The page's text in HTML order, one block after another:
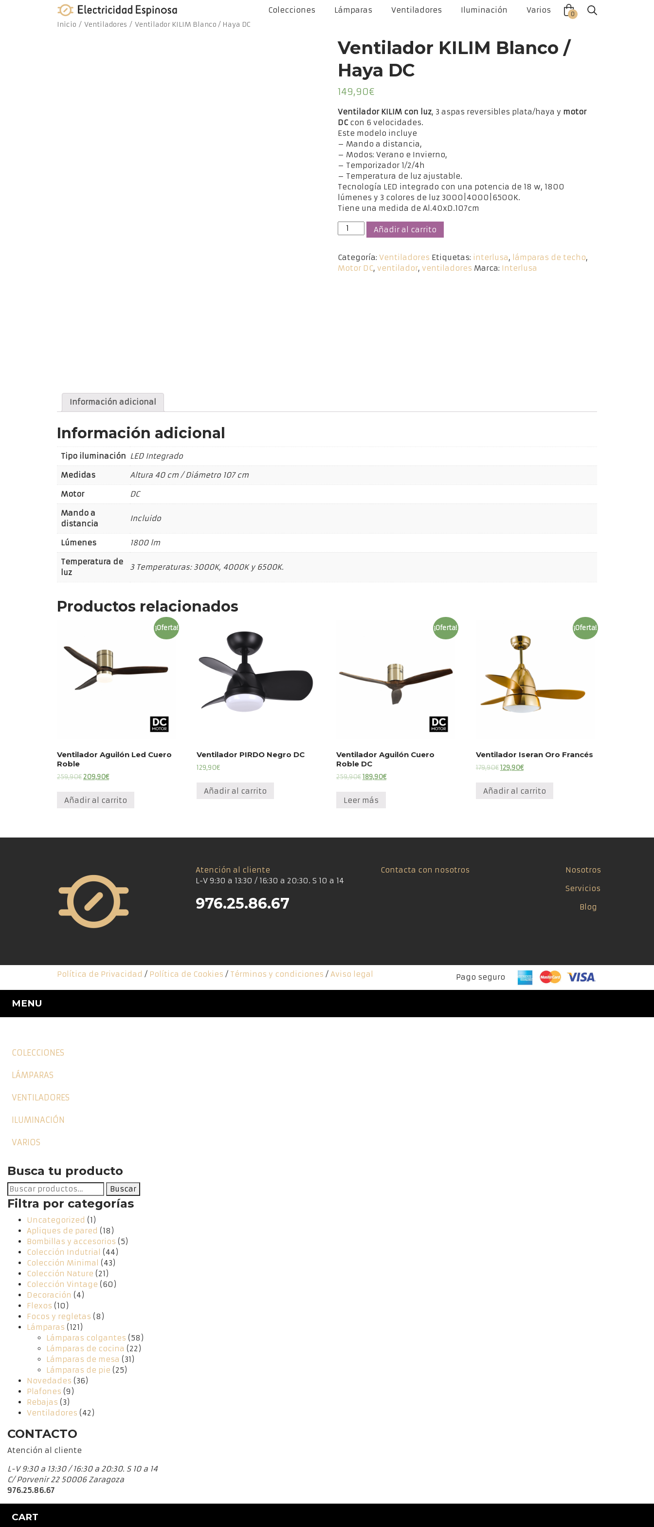
Colecciones Lámparas Ventiladores Iluminación Varios 0
Inicio / Ventiladores / Ventilador KILIM Blanco / Haya DC
Ventilador KILIM Blanco /
Haya DC
149,90€
Ventilador KILIM con luz, 3 aspas reversibles plata/haya y motor
DCcon 6 velocidades.
Este modelo incluye
– Mando a distancia,
– Modos: Verano e Invierno,
– Temporizador 1/2/4h
– Temperatura de luz ajustable.
Tecnología LED integrado con una potencia de 18 w, 1800
lúmenes y 3 colores de luz 3000|4000|6500K.
Tiene una medida de Al.40xD.107cm
Ventilador
KILIM
/
Haya
Añadir al carrito
Categoría:Ventiladores Etiquetas: interlusa, lámparas de techo,
Motor DC,ventilador,ventiladores Marca: Interlusa
Información adicional
Información adicional
Tipo iluminación LED Integrado
Medidas Altura 40 cm / Diámetro 107 cm
Motor DC
Mando a
distancia
Incluido
Lúmenes 1800 lm
Temperatura de
luz
3 Temperaturas: 3000K, 4000K y 6500K.
Productos relacionados
¡Oferta!
Ventilador Aguilón Led Cuero
Roble
259,90€ El
original
era:
209,90€El
actual
es:
Añadir al carrito
Ventilador PIRDO Negro DC
129,90€
Añadir al carrito
¡Oferta!
Ventilador Aguilón Cuero
Roble DC
259,90€El
original
era:
189,90€El
Leer más
¡Oferta!
Ventilador Iseran Oro Francés
179,90€El
original
era:
129,90€El
actual
es:
Añadir al carrito
Atención al cliente
L-V 9:30 a 13:30 / 16:30 a 20:30. S 10 a 14
976.25.86.67
Contacta con nosotros
Nosotros
Servicios
Blog
Política de Privacidad / Política de Cookies / Términos y condiciones / Aviso legal Pago seguro
MENU
COLECCIONES
LÁMPARAS
VENTILADORES
ILUMINACIÓN
VARIOS
Busca tu producto
Buscar
por:
Buscar
Filtra por categorías
Uncategorized (1)
Apliques de pared (18)
Bombillas y accesorios (5)
Colección Indutrial (44)
Colección Minimal (43)
Colección Nature (21)
Colección Vintage (60)
Decoración (4)
Flexos (10)
Focos y regletas (8)
Lámparas (121)
Lámparas colgantes (58)
Lámparas de cocina (22)
Lámparas de mesa (31)
Lámparas de pie (25)
Novedades (36)
Plafones (9)
Rebajas (3)
Ventiladores (42)
CONTACTO
Atención al cliente
L-V 9:30 a 13:30 / 16:30 a 20:30. S 10 a 14
C/ Porvenir 22 50006 Zaragoza
976.25.86.67
CART